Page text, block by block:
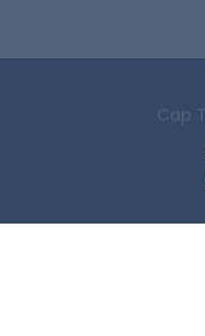
Cap